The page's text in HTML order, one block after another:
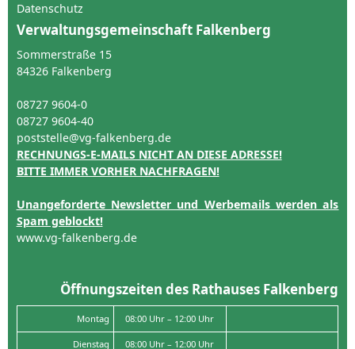
Datenschutz
Verwaltungsgemeinschaft Falkenberg
Sommerstraße 15
84326 Falkenberg
08727 9604-0
08727 9604-40
poststelle@vg-falkenberg.de
RECHNUNGS-E-MAILS NICHT AN DIESE ADRESSE!
BITTE IMMER VORHER NACHFRAGEN!
Unangeforderte Newsletter und Werbemails werden als
Spam geblockt!
www.vg-falkenberg.de
Öffnungszeiten des Rathauses Falkenberg
Montag 08:00 Uhr – 12:00 Uhr
Dienstag 08:00 Uhr – 12:00 Uhr